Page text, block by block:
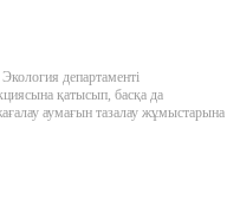
департаменті
қатысып, басқа да
аумағын тазалау жұмыстарына